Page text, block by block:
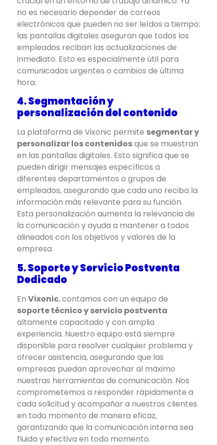
no es necesario depender de correos
electrónicos que pueden no ser leídos a tiempo;
las pantallas digitales aseguran que todos los
empleados reciban las actualizaciones de
inmediato. Esto es especialmente útil para
comunicados urgentes o cambios de última
hora.
4. Segmentación y
personalización del contenido
La plataforma de Vixonic permite segmentar y
personalizar los contenidosque se muestran
en las pantallas digitales. Esto significa que se
pueden dirigir mensajes específicos a
diferentes departamentos o grupos de
empleados, asegurando que cada uno reciba la
información más relevante para su función.
Esta personalización aumenta la relevancia de
la comunicación y ayuda a mantener a todos
alineados con los objetivos y valores de la
empresa.
5. Soporte y Servicio Postventa
Dedicado
En Vixonic, contamos con un equipo de
soporte técnico y servicio postventa
altamente capacitado y con amplia
experiencia. Nuestro equipo está siempre
disponible para resolver cualquier problema y
ofrecer asistencia, asegurando que las
empresas puedan aprovechar al máximo
nuestras herramientas de comunicación. Nos
comprometemos a responder rápidamente a
cada solicitud y acompañar a nuestros clientes
en todo momento de manera eficaz,
garantizando que la comunicación interna sea
fluida y efectiva en todo momento.